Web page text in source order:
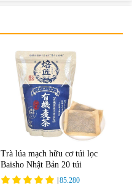
Trà lúa mạch hữu cơ túi lọc
Baisho Nhật Bản 20 túi
|85.280